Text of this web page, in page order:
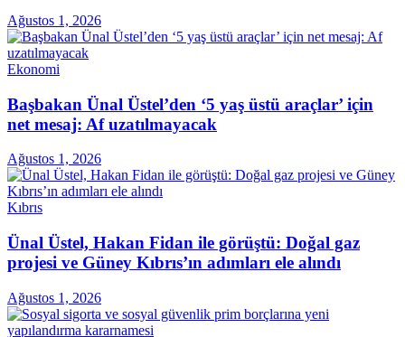
Ağustos 1, 2026
Ekonomi
Başbakan Ünal Üstel’den ‘5 yaş üstü araçlar’ için
net mesaj: Af uzatılmayacak
Ağustos 1, 2026
Kıbrıs
Ünal Üstel, Hakan Fidan ile görüştü: Doğal gaz
projesi ve Güney Kıbrıs’ın adımları ele alındı
Ağustos 1, 2026